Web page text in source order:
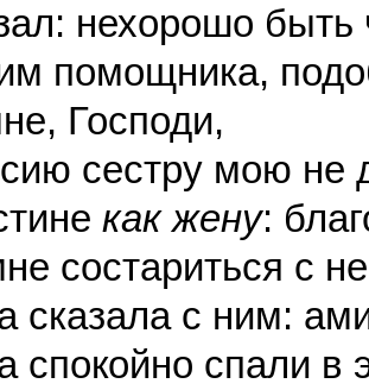
нехорошо быть
помощника,
Господи,
сестру мою не
как жену:
состариться с
сказала с ним:
спокойно спали в